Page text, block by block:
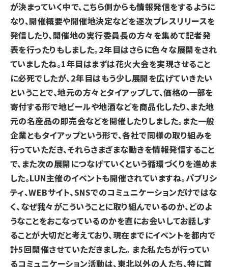
が決まっていく中で、こちら側からも情報発信をするように
なり、開催概要や開催地決定などを逐次プレスリリースを
発信したり、開催地の実行委員長の方々を集めて記者発
表を行ったりもしました。2年目はさらに色々な展開をされ
ていましたね。1年目はまずは花火大会を実現させること
に必死でしたが、2年目はもう少し展開を広げていきたい
ということで、地元の方々とタイアップして、価格の一部を
寄付する形で地ビールや地酒などを商品化したり、また地
元の名産品の即売会などを開催したりしました。また一般
企業ともタイアップという形で、各社で同様の取り組みを
行っていただき、それらさまざまな動きを情報発信すること
で、また次の展開につなげていくという循環づくりを進めま
した。LUN主催のイベントも開催されていますね。パブリシ
ティ、WEBサイト、SNSでのコミュニケーションだけではな
く、なぜ我々がこういうことに取り組んでいるのか、どのよ
うなことをおこなっているのかを直にお会いしてお話しす
ることが大切だと考えており、現在までにイベントを都内で
計5回開催させていただきました。 また私たちが行ってい
るコミュニケーション活動は、東北以外の人たち、特に首